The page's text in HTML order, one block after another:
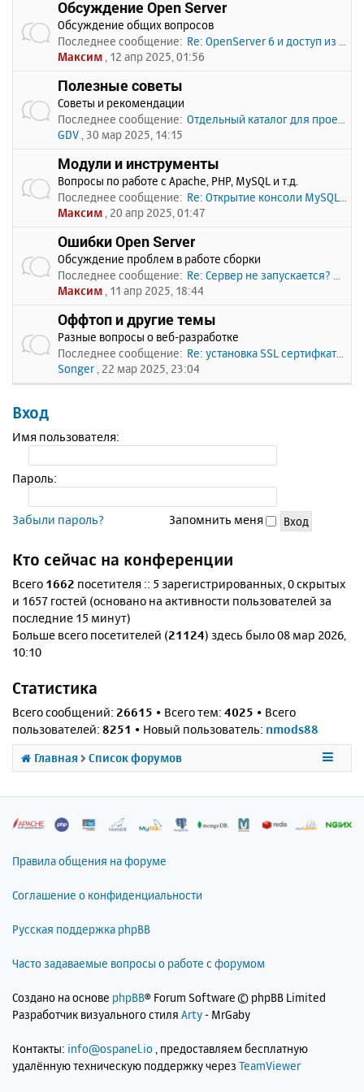
Обсуждение Open Server
Обсуждение общих вопросов
Последнее сообщение: Re: OpenServer 6 и доступ из …
Максим , 12 апр 2025, 01:56
Полезные советы
Советы и рекомендации
Последнее сообщение: Отдельный каталог для проекто…
GDV , 30 мар 2025, 14:15
Модули и инструменты
Вопросы по работе с Apache, PHP, MySQL и т.д.
Последнее сообщение: Re: Открытие консоли MySQL по…
Максим , 20 апр 2025, 01:47
Ошибки Open Server
Обсуждение проблем в работе сборки
Последнее сообщение: Re: Сервер не запускается? Пи…
Максим , 11 апр 2025, 18:44
Оффтоп и другие темы
Разные вопросы о веб-разработке
Последнее сообщение: Re: установка SSL сертифката
Songer , 22 мар 2025, 23:04
Вход
Имя пользователя:
Пароль:
Забыли пароль? Запомнить меня
Кто сейчас на конференции
Всего 1662 посетителя :: 5 зарегистрированных, 0 скрытых
и 1657 гостей (основано на активности пользователей за
последние 15 минут)
Больше всего посетителей (21124) здесь было 08 мар 2026,
10:10
Статистика
Всего сообщений: 26615 • Всего тем: 4025 • Всего
пользователей: 8251 • Новый пользователь: nmods88
Главная Список форумов
Правила общения на форуме
Соглашение о конфиденциальности
Русская поддержка phpBB
Часто задаваемые вопросы о работе с форумом
Создано на основе phpBB® Forum Software © phpBB Limited
Разработчик визуального стиля Arty- MrGaby
Контакты: info@ospanel.io , предоставляем бесплатную
удалённую техническую поддержку через TeamViewer